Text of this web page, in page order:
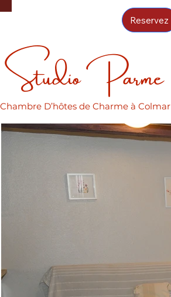
Reservez
Studio Parme
Chambre D’hôtes de Charme à Colmar